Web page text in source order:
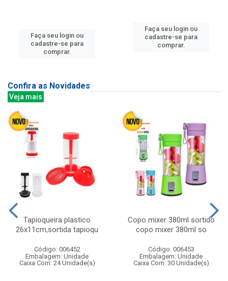
Faça seu login ou
cadastre-se para
comprar.
Faça seu login ou
cadastre-se para
comprar.
Confira as Novidades
Veja mais
Tapioqueira plastico
26x11cm,sortida tapioqu
Código: 006452
Embalagem: Unidade
Caixa Com: 24 Unidade(s)
Copo mixer 380ml sortido
copo mixer 380ml so
Código: 006453
Embalagem: Unidade
Caixa Com: 30 Unidade(s)